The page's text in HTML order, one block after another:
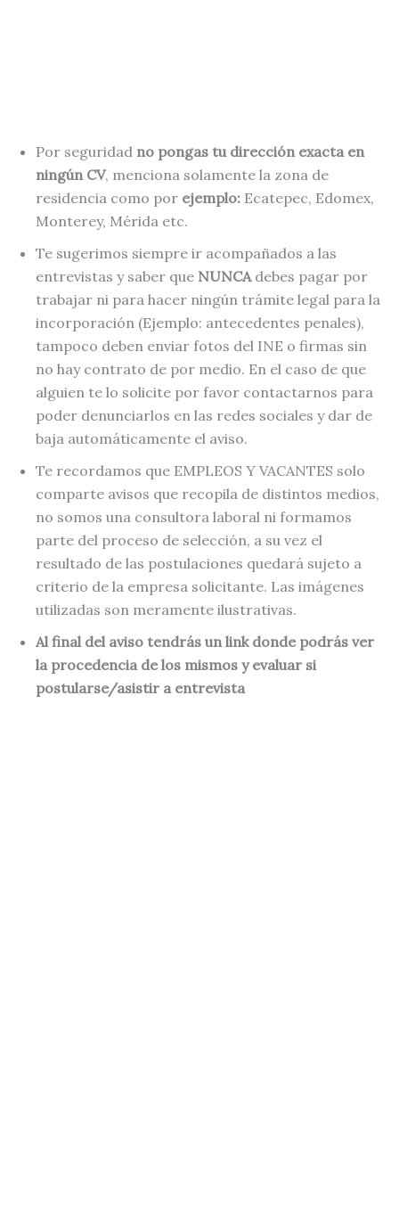
Por seguridad no pongas tu dirección exacta en
ningún CV, menciona solamente la zona de
residencia como por ejemplo: Ecatepec, Edomex,
Monterey, Mérida etc.
Te sugerimos siempre ir acompañados a las
entrevistas y saber que NUNCAdebes pagar por
trabajar ni para hacer ningún trámite legal para la
incorporación (Ejemplo: antecedentes penales),
tampoco deben enviar fotos del INE o firmas sin
no hay contrato de por medio. En el caso de que
alguien te lo solicite por favor contactarnos para
poder denunciarlos en las redes sociales y dar de
baja automáticamente el aviso.
Te recordamos que EMPLEOS Y VACANTES solo
comparte avisos que recopila de distintos medios,
no somos una consultora laboral ni formamos
parte del proceso de selección, a su vez el
resultado de las postulaciones quedará sujeto a
criterio de la empresa solicitante. Las imágenes
utilizadas son meramente ilustrativas.
Al final del aviso tendrás un link donde podrás ver
la procedencia de los mismos y evaluar si
postularse/asistir a entrevista